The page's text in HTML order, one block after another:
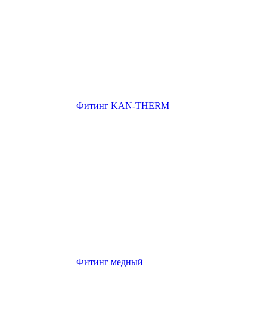
Фитинг KAN-THERM
Фитинг медный